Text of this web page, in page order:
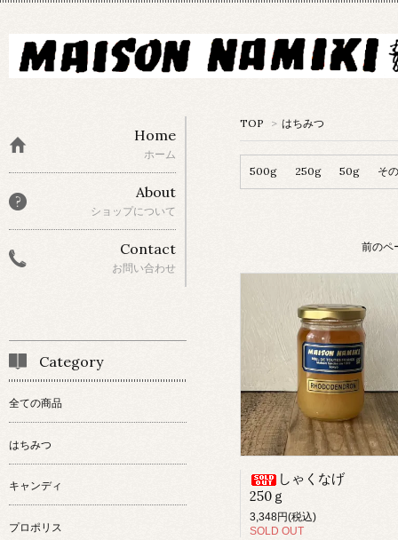
TOP > はちみつ
500g 250g 50g そ
前のペ
しゃくなげ
250ｇ
3,348円(税込)
SOLD OUT
Home
ホーム
About
ショップについて
Contact
お問い合わせ
Category
全ての商品
はちみつ
キャンディ
プロポリス